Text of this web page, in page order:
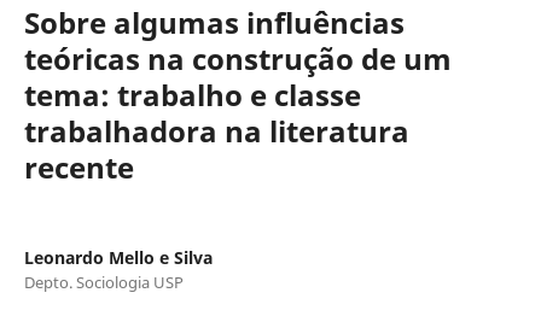
Sobre algumas influências
teóricas na construção de um
tema: trabalho e classe
trabalhadora na literatura
recente
Leonardo Mello e Silva
Depto. Sociologia USP